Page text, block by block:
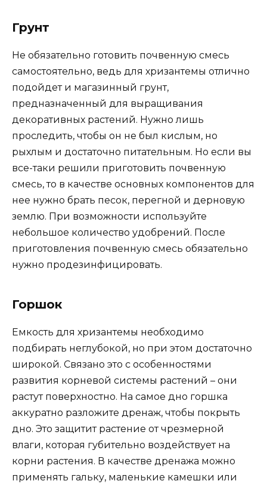
Грунт
Не обязательно готовить почвенную смесь
самостоятельно, ведь для хризантемы отлично
подойдет и магазинный грунт,
предназначенный для выращивания
декоративных растений. Нужно лишь
проследить, чтобы он не был кислым, но
рыхлым и достаточно питательным. Но если вы
все-таки решили приготовить почвенную
смесь, то в качестве основных компонентов для
нее нужно брать песок, перегной и дерновую
землю. При возможности используйте
небольшое количество удобрений. После
приготовления почвенную смесь обязательно
нужно продезинфицировать.
Горшок
Емкость для хризантемы необходимо
подбирать неглубокой, но при этом достаточно
широкой. Связано это с особенностями
развития корневой системы растений – они
растут поверхностно. На самое дно горшка
аккуратно разложите дренаж, чтобы покрыть
дно. Это защитит растение от чрезмерной
влаги, которая губительно воздействует на
корни растения. В качестве дренажа можно
применять гальку, маленькие камешки или